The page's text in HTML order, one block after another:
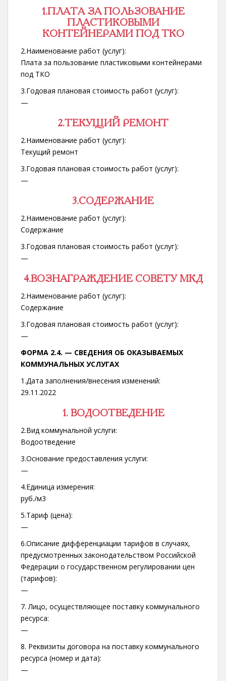
1.ПЛАТА ЗА ПОЛЬЗОВАНИЕ
ПЛАСТИКОВЫМИ
КОНТЕЙНЕРАМИ ПОД ТКО
2.Наименование работ (услуг):
Плата за пользование пластиковыми контейнерами
под ТКО
3.Годовая плановая стоимость работ (услуг):
—
2.ТЕКУЩИЙ РЕМОНТ
2.Наименование работ (услуг):
Текущий ремонт
3.Годовая плановая стоимость работ (услуг):
—
3.СОДЕРЖАНИЕ
2.Наименование работ (услуг):
Содержание
3.Годовая плановая стоимость работ (услуг):
—
4.ВОЗНАГРАЖДЕНИЕ СОВЕТУ МКД
2.Наименование работ (услуг):
Содержание
3.Годовая плановая стоимость работ (услуг):
—
ФОРМА 2.4. — СВЕДЕНИЯ ОБ ОКАЗЫВАЕМЫХ
КОММУНАЛЬНЫХ УСЛУГАХ
1.Дата заполнения/внесения изменений:
29.11.2022
1. ВОДООТВЕДЕНИЕ
2.Вид коммунальной услуги:
Водоотведение
3.Основание предоставления услуги:
—
4.Единица измерения:
руб./м3
5.Тариф (цена):
—
6.Описание дифференциации тарифов в случаях,
предусмотренных законодательством Российской
Федерации о государственном регулировании цен
(тарифов):
—
7. Лицо, осуществляющее поставку коммунального
ресурса:
—
8. Реквизиты договора на поставку коммунального
ресурса (номер и дата):
—